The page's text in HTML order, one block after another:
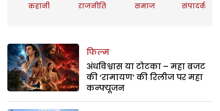
कहानी राजनीति समाज संपादकीय
फिल्म
अंधविश्वास या टोटका – महा बजट
की ‘रामायण’ की रिलीज पर महा
कन्फ्यूजन